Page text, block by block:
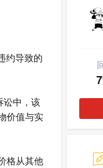
约导致的
讼中，该
价值与实
格从其他